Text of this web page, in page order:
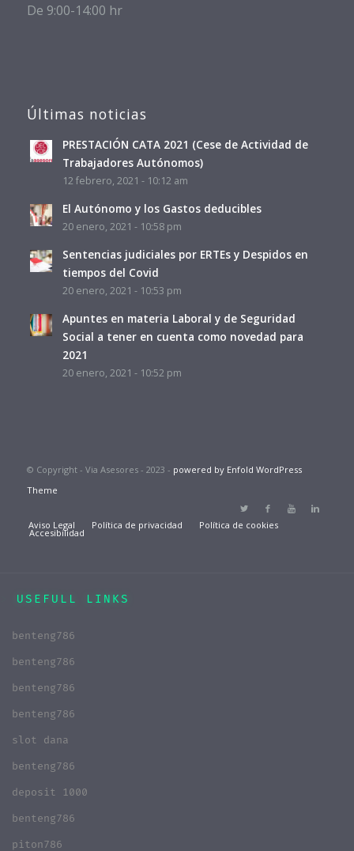
De 9:00-14:00 hr
Últimas noticias
PRESTACIÓN CATA 2021 (Cese de Actividad de
Trabajadores Autónomos)
12 febrero, 2021 - 10:12 am
El Autónomo y los Gastos deducibles
20 enero, 2021 - 10:58 pm
Sentencias judiciales por ERTEs y Despidos en
tiempos del Covid
20 enero, 2021 - 10:53 pm
Apuntes en materia Laboral y de Seguridad
Social a tener en cuenta como novedad para
2021
20 enero, 2021 - 10:52 pm
© Copyright - Via Asesores - 2023 - powered by Enfold WordPress
Theme
Aviso Legal Política de privacidad Política de cookies
Accesibilidad
USEFULL LINKS
benteng786
benteng786
benteng786
benteng786
slot dana
benteng786
deposit 1000
benteng786
piton786